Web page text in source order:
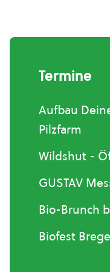
Termine
Aufbau
Pilzfarm
Wildshut -
GUSTAV
Bio-Brunch
Biofest